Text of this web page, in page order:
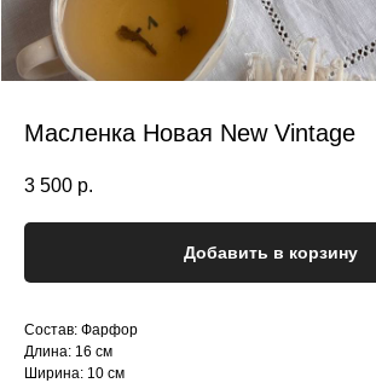
Масленка Новая New Vintage
3 500 р.
Добавить в корзину
Состав: Фарфор
Длина: 16 см
Ширина: 10 см